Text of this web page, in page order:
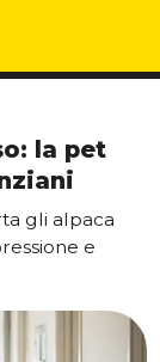
la pet
gli alpaca
e